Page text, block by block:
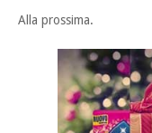
Alla prossima.